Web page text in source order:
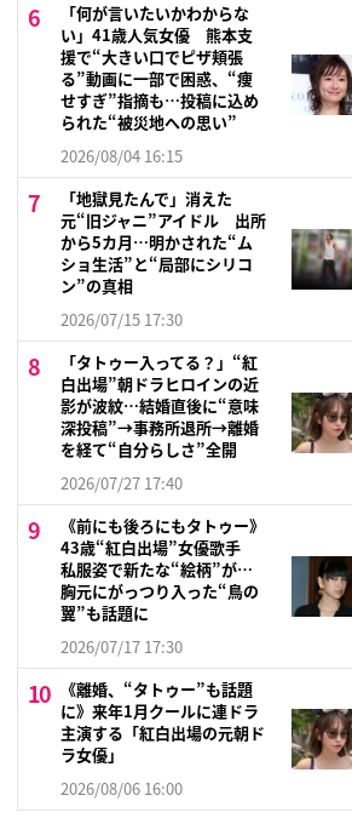
「何が言いたいかわからな
い」41歳人気女優 熊本支
援で“大きい口でピザ頬張
る”動画に一部で困惑、“痩
せすぎ”指摘も…投稿に込め
られた“被災地への思い”
2026/08/04 16:15
「地獄見たんで」消えた
元“旧ジャニ”アイドル 出所
から5カ月…明かされた“ム
ショ生活”と“局部にシリコ
ン”の真相
2026/07/15 17:30
「タトゥー入ってる？」“紅
白出場”朝ドラヒロインの近
影が波紋…結婚直後に“意味
深投稿”→事務所退所→離婚
を経て“自分らしさ”全開
2026/07/27 17:40
《前にも後ろにもタトゥー》
43歳“紅白出場”女優歌手
私服姿で新たな“絵柄”が…
胸元にがっつり入った“鳥の
翼”も話題に
2026/07/17 17:30
《離婚、“タトゥー”も話題
に》来年1月クールに連ドラ
主演する「紅白出場の元朝ド
ラ女優」
2026/08/06 16:00